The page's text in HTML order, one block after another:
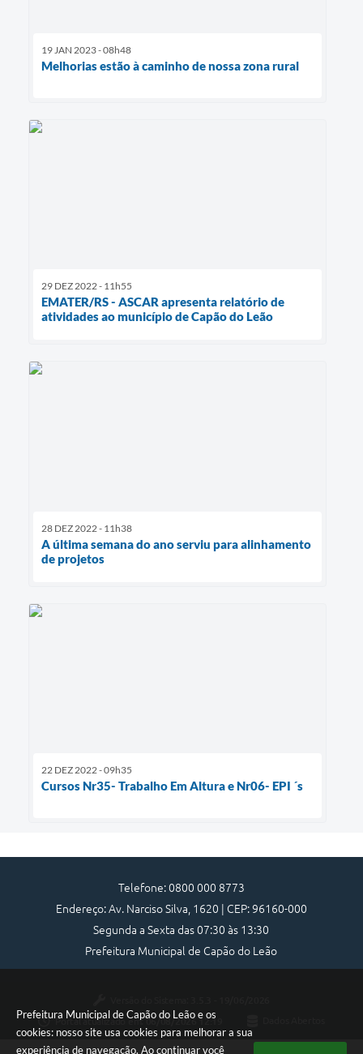
Prefeitura Municipal de Capão do Leão e os
cookies: nosso site usa cookies para melhorar a sua
experiência de navegação. Ao continuar você
19 JAN 2023 - 08h48
Melhorias estão à caminho de nossa zona rural
29 DEZ 2022 - 11h55
EMATER/RS - ASCAR apresenta relatório de
atividades ao município de Capão do Leão
28 DEZ 2022 - 11h38
A última semana do ano serviu para alinhamento
de projetos
22 DEZ 2022 - 09h35
Cursos Nr35- Trabalho Em Altura e Nr06- EPI ´s
Telefone: 0800 000 8773
Endereço: Av. Narciso Silva, 1620 | CEP: 96160-000
Segunda a Sexta das 07:30 às 13:30
Prefeitura Municipal de Capão do Leão
Portal atualizado em:06/08/2026 12:19